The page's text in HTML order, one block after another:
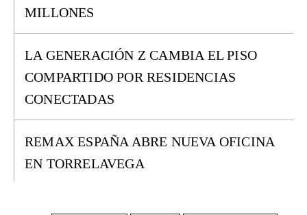
MILLONES
LA GENERACIÓN Z CAMBIA EL PISO
COMPARTIDO POR RESIDENCIAS
CONECTADAS
REMAX ESPAÑA ABRE NUEVA OFICINA
EN TORRELAVEGA